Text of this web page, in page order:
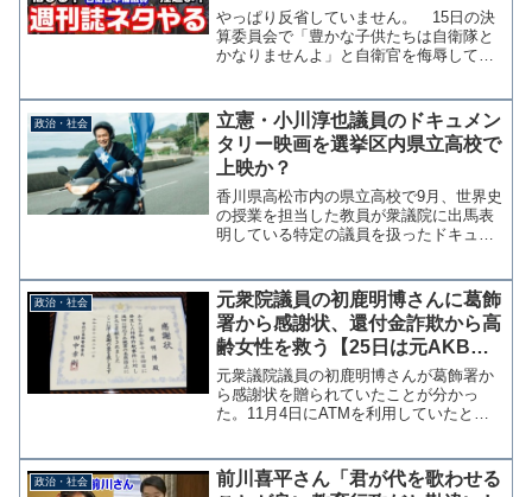
あまり反省してない？【KSLチャ
ンネル】
やっぱり反省していません。 15日の決
算委員会で「豊かな子供たちは自衛隊と
かなりませんよ」と自衛官を侮辱して厳
反省しているという党の説明は嘘だった
ようです。 この本会...
政治・社会
立憲・小川淳也議員のドキュメン
タリー映画を選挙区内県立高校で
上映か？
香川県高松市内の県立高校で9月、世界史
の授業を担当した教員が衆議院に出馬表
明している特定の議員を扱ったドキュメ
として不適切だった可能性がある」とし
ている。【独自】出馬予...
政治・社会
元衆院議員の初鹿明博さんに葛飾
署から感謝状、還付金詐欺から高
齢女性を救う【25日は元AKB・
NMBの矢倉楓子さんが1日店長】
元衆議院議員の初鹿明博さんが葛飾署か
ら感謝状を贈られていたことが分かっ
た。11月4日にATMを利用していたとこ
き、近くの交番に通報したようだ。駆け
付けた警察官が女性に声...
政治・社会
前川喜平さん「君が代を歌わせる